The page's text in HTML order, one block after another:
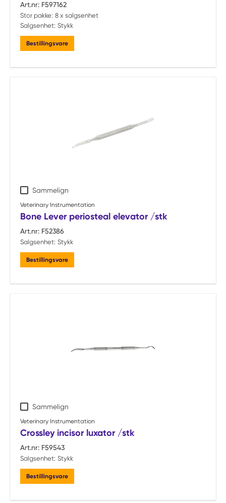
Art.nr: F597162
Stor pakke: 8 x salgsenhet
Salgsenhet: Stykk
Bestillingsvare
Sammelign
Veterinary Instrumentation
Bone Lever periosteal elevator /stk
Art.nr: F52386
Salgsenhet: Stykk
Bestillingsvare
Sammelign
Veterinary Instrumentation
Crossley incisor luxator /stk
Art.nr: F59543
Salgsenhet: Stykk
Bestillingsvare